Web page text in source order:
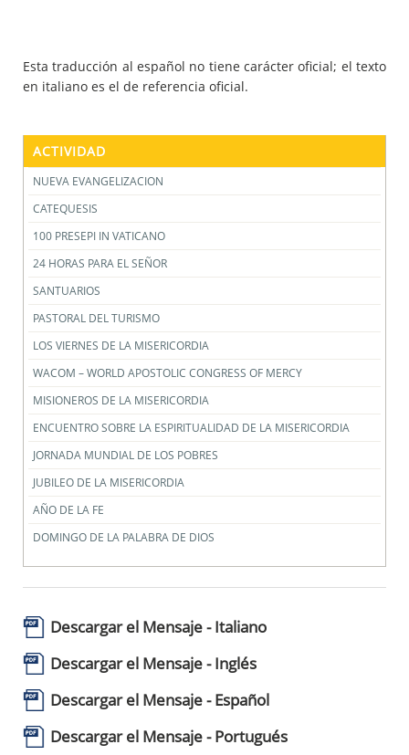
Esta traducción al español no tiene carácter oficial; el texto
en italiano es el de referencia oficial.
ACTIVIDAD
NUEVA EVANGELIZACION
CATEQUESIS
100 PRESEPI IN VATICANO
24 HORAS PARA EL SEÑOR
SANTUARIOS
PASTORAL DEL TURISMO
LOS VIERNES DE LA MISERICORDIA
WACOM – WORLD APOSTOLIC CONGRESS OF MERCY
MISIONEROS DE LA MISERICORDIA
ENCUENTRO SOBRE LA ESPIRITUALIDAD DE LA MISERICORDIA
JORNADA MUNDIAL DE LOS POBRES
JUBILEO DE LA MISERICORDIA
AÑO DE LA FE
DOMINGO DE LA PALABRA DE DIOS
Descargar el Mensaje - Italiano
Descargar el Mensaje - Inglés
Descargar el Mensaje - Español
Descargar el Mensaje - Portugués